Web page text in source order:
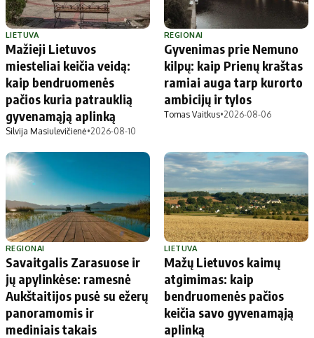
LIETUVA
Mažieji Lietuvos
miesteliai keičia veidą:
kaip bendruomenės
pačios kuria patrauklią
gyvenamąją aplinką
Silvija Masiulevičienė•2026-08-10
REGIONAI
Gyvenimas prie Nemuno
kilpų: kaip Prienų kraštas
ramiai auga tarp kurorto
ambicijų ir tylos
Tomas Vaitkus•2026-08-06
REGIONAI
Savaitgalis Zarasuose ir
jų apylinkėse: ramesnė
Aukštaitijos pusė su ežerų
panoramomis ir
mediniais takais
LIETUVA
Mažų Lietuvos kaimų
atgimimas: kaip
bendruomenės pačios
keičia savo gyvenamąją
aplinką